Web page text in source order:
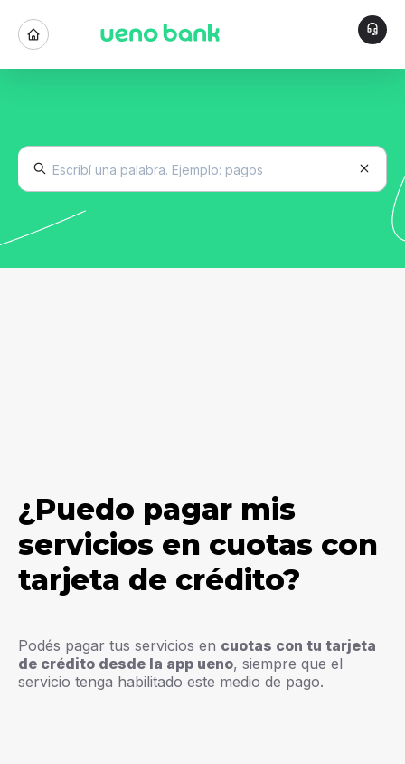
¿Puedo pagar mis
servicios en cuotas con
tarjeta de crédito?
Podés pagar tus servicios en cuotas con tu tarjeta
de crédito desde la app ueno, siempre que el
servicio tenga habilitado este medio de pago.